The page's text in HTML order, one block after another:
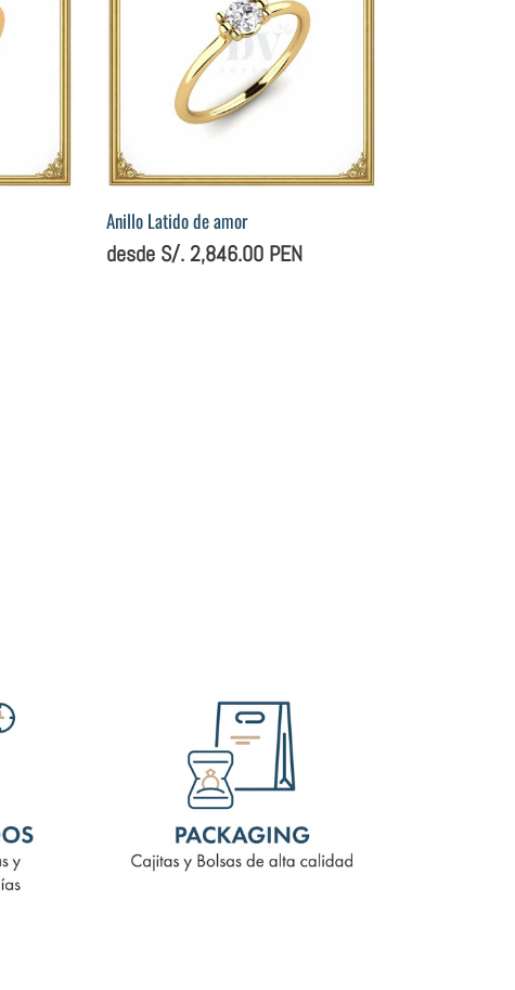
Anillo Latido de amor
Precio
desde S/. 2,846.00 PEN